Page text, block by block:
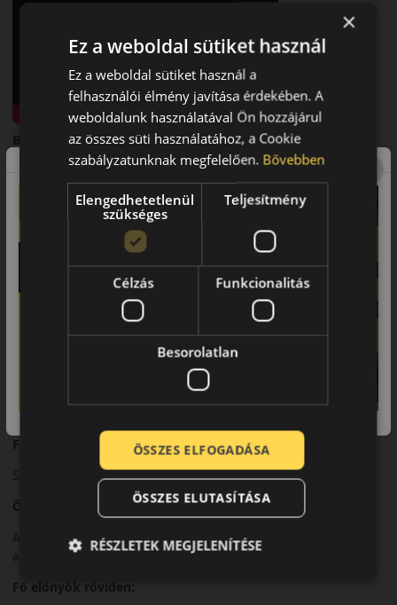
Bevezető
A Kumho Ecowing ES31 egy nyári személyautó-abroncs,
amelyet alacsony gördülési ellenállásra és takarékos
üzemeltetésre fejlesztettek.
Futófelület és tapadás
Optimalizált futófelületi mintázata megfelelő tapadást biztosít
városi és országúti környezetben.
Biztonsági jellemzők
Megbízható fékteljesítmény és stabil irányíthatóság.
Alacsony zajszint és kiegyensúlyozott menetkomfort.
Felhasználási ajánlás
Személyautókhoz, költségtudatos nyári közlekedéshez.
Összegzés
Az ES31 ideális választás a gazdaságos és nyugodt nyári
autózáshoz.
Fő előnyök röviden:
×
Ez a weboldal sütiket használ
Ez a weboldal sütiket használ a
felhasználói élmény javítása érdekében. A
weboldalunk használatával Ön hozzájárul
az összes süti használatához, a Cookie
szabályzatunknak megfelelően. Bővebben
Elengedhetetlenül
szükséges
Teljesítmény
Célzás Funkcionalitás
Besorolatlan
ÖSSZES ELFOGADÁSA
ÖSSZES ELUTASÍTÁSA
RÉSZLETEK MEGJELENÍTÉSE